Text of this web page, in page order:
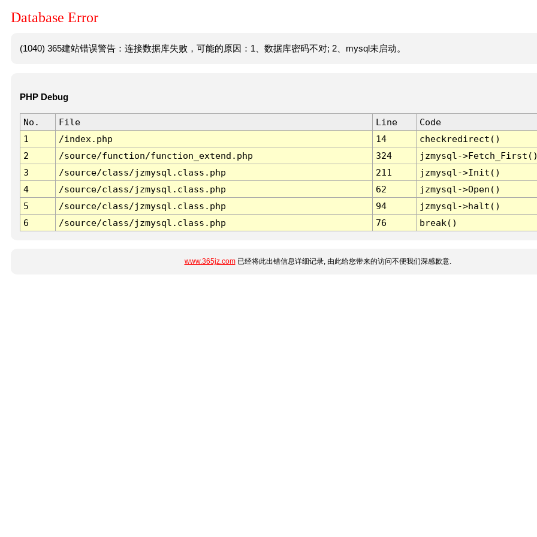
Database Error
(1040) 365建站错误警告：连接数据库失败，可能的原因：1、数据库密码不对; 2、mysql未启动。
PHP Debug
No. File Line
Code
1
/index.php 14
checkredirect()
2
/source/function/function_extend.php 324
jzmysql-
3
/source/class/jzmysql.class.php 211
jzmysql->Init()
4
/source/class/jzmysql.class.php 62
jzmysql->Open()
5
/source/class/jzmysql.class.php 94
jzmysql->halt()
6
/source/class/jzmysql.class.php 76 break()
www.365jz.com已经将此出错信息详细记录, 由此给您带来的访问不便我们深感歉意.